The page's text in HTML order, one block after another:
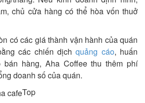
chủ cửa hàng có thể hòa vốn thuở
có các giá thành vận hành của quán
các chiến dịchquảng cáo, huấn
bán hàng, Aha Coffee thu thêm phí
doanh số của quán.
Top